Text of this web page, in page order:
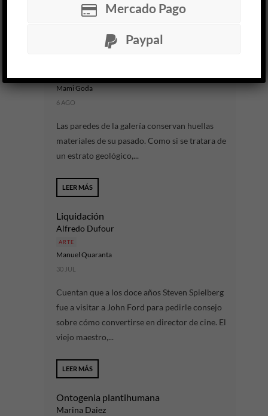
RACIONALISTA
Mami Goda
6 AGO
Las paredes de la galería conservan huellas
materiales de su pasado. Como si se tratara de
un estrato geológico,...
LEER MÁS
Liquidación
Alfredo Dufour
ARTE
Manuel Quaranta
30 JUL
Cuentan que a los doce años Steven Spielberg
fue a visitar a John Ford para pedirle consejo
sobre cómo convertirse en director de cine. El
viejo maestro,...
LEER MÁS
Ontogenia plantihumana
Marina Daiez
Mercado Pago
Paypal